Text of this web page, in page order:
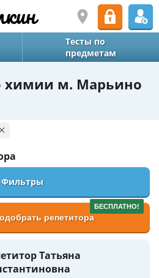
Тесты по
предметам
химии м. Марьино
Фильтры
БЕСПЛАТНО!
репетитора
Татьяна